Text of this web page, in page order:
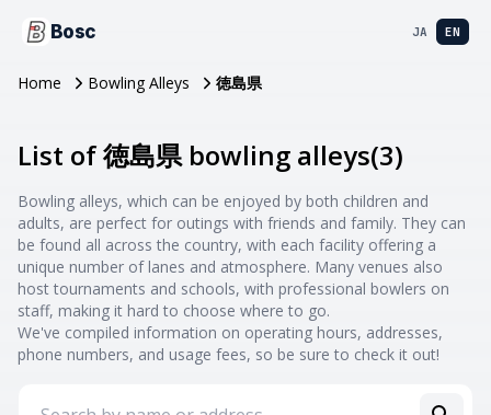
Bosc JA EN
Home Bowling Alleys 徳島県
List of 徳島県 bowling alleys(3)
Bowling alleys, which can be enjoyed by both children and
adults, are perfect for outings with friends and family. They can
be found all across the country, with each facility offering a
unique number of lanes and atmosphere. Many venues also
host tournaments and schools, with professional bowlers on
staff, making it hard to choose where to go.
We've compiled information on operating hours, addresses,
phone numbers, and usage fees, so be sure to check it out!